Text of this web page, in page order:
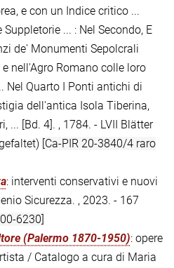
e con un Indice critico ...
... : Nel Secondo, E
de' Monumenti Sepolcrali
nell'Agro Romano colle loro
Nel Quarto I Ponti antichi di
dell'antica Isola Tiberina,
... [Bd. 4]. , 1784. - LVII Blätter
[Ca-PIR 20-3840/4 raro
: interventi conservativi e nuovi
Sicurezza. , 2023. - 167
6230]
(Palermo 1870-1950): opere
/ Catalogo a cura di Maria